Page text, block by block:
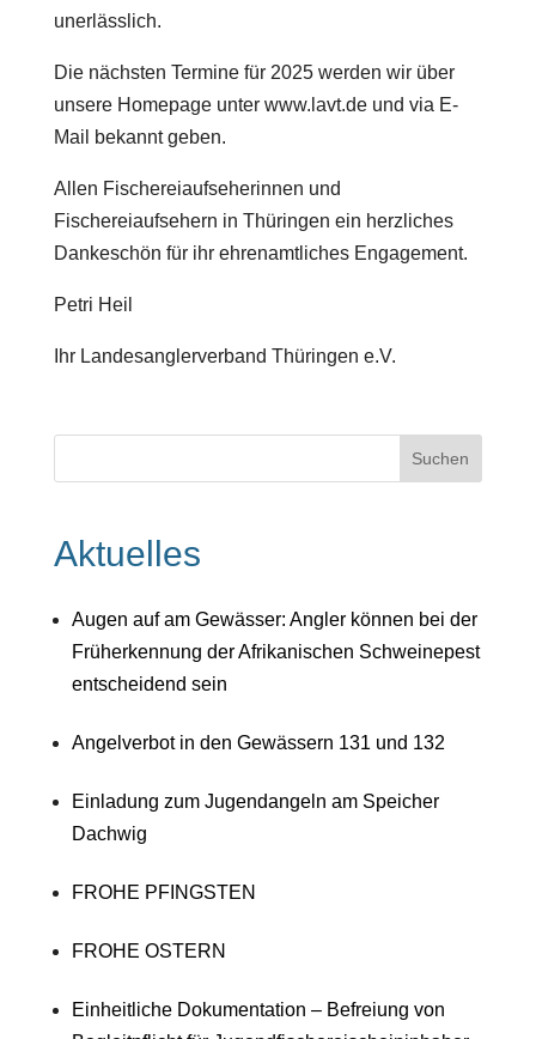
unerlässlich.
Die nächsten Termine für 2025 werden wir über
unsere Homepage unter www.lavt.de und via E-
Mail bekannt geben.
Allen Fischereiaufseherinnen und
Fischereiaufsehern in Thüringen ein herzliches
Dankeschön für ihr ehrenamtliches Engagement.
Petri Heil
Ihr Landesanglerverband Thüringen e.V.
Aktuelles
Augen auf am Gewässer: Angler können bei der
Früherkennung der Afrikanischen Schweinepest
entscheidend sein
Angelverbot in den Gewässern 131 und 132
Einladung zum Jugendangeln am Speicher
Dachwig
FROHE PFINGSTEN
FROHE OSTERN
Einheitliche Dokumentation – Befreiung von